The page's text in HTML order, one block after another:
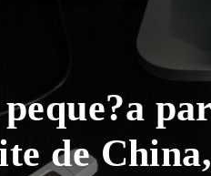
de